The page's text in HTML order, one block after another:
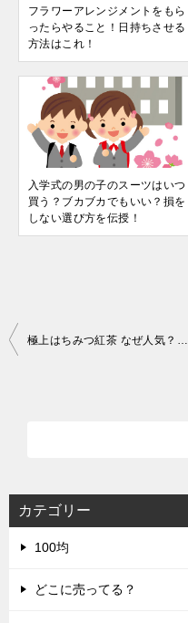
フラワーアレンジメントをもら
ったらやること！日持ちさせる
方法はこれ！
入学式の男の子のスーツはいつ
買う？ブカブカでもいい？損を
しない選び方を伝授！
投
シ
ョ
極上はちみつ紅茶 なぜ人気？口コミから分かる魅力とは
カテゴリー
100均
どこに売ってる？